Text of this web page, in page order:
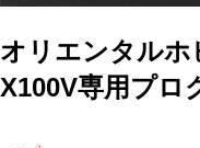
オリエンタル
X100V専用プロ